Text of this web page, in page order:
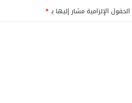
الحقول الإلزامية مشار إليها بـ*